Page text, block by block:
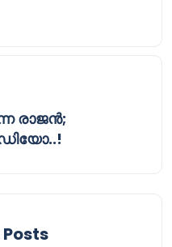
രാജൻ;